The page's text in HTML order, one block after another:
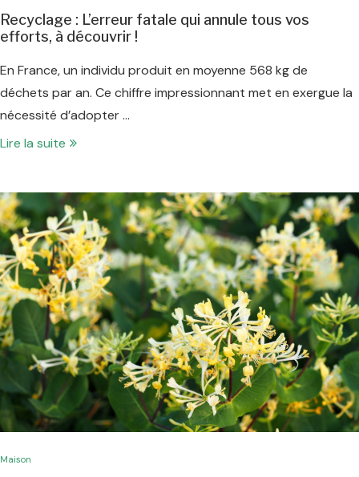
Recyclage : L’erreur fatale qui annule tous vos
efforts, à découvrir !
En France, un individu produit en moyenne 568 kg de
déchets par an. Ce chiffre impressionnant met en exergue la
nécessité d’adopter …
Lire la suite
Maison